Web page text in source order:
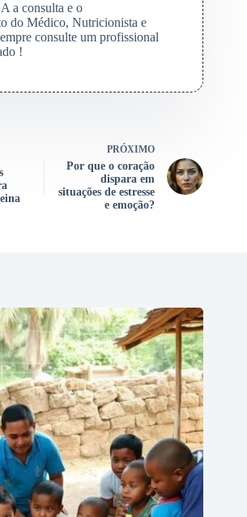
a consulta e o
do Médico, Nutricionista e
consulte um profissional
!
PRÓXIMO
Por que o coração
dispara em
situações de estresse
e emoção?